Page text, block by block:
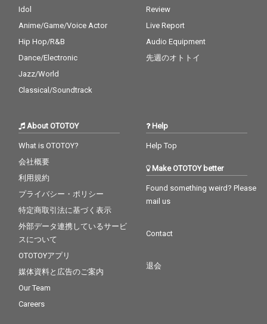
Idol
Anime/Game/Voice Actor
Hip Hop/R&B
Dance/Electronic
Jazz/World
Classical/Soundtrack
Review
Live Report
Audio Equipment
先週のオトトイ
About OTOTOY
What is OTOTOY?
会社概要
利用規約
プライバシー・ポリシー
特定商取引法に基づく表示
外部データ連携しているサービ
スについて
OTOTOYアプリ
媒体資料と広告のご案内
Our Team
Careers
Help
Help Top
Make OTOTOY better
Found something weird? Please
mail us
Contact
退会